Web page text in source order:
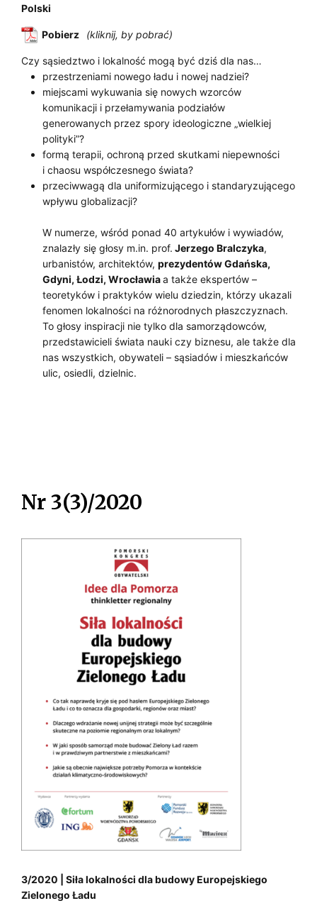
Polski
Pobierz
Czy sąsiedztwo i lokalność mogą być dziś dla nas…
przestrzeniami nowego ładu i nowej nadziei?
miejscami wykuwania się nowych wzorców
komunikacji i przełamywania podziałów
generowanych przez spory ideologiczne „wielkiej
polityki”?
formą terapii, ochroną przed skutkami niepewności
i chaosu współczesnego świata?
przeciwwagą dla uniformizującego i standaryzującego
wpływu globalizacji?
W numerze, wśród ponad 40 artykułów i wywiadów,
znalazły się głosy m.in. prof. Jerzego Bralczyka,
urbanistów, architektów, prezydentów Gdańska,
Gdyni, Łodzi, Wrocławiaa także ekspertów –
teoretyków i praktyków wielu dziedzin, którzy ukazali
fenomen lokalności na różnorodnych płaszczyznach.
To głosy inspiracji nie tylko dla samorządowców,
przedstawicieli świata nauki czy biznesu, ale także dla
nas wszystkich, obywateli – sąsiadów i mieszkańców
ulic, osiedli, dzielnic.
Nr 3(3)/2020
3/2020 | Siła lokalności dla budowy Europejskiego
Zielonego Ładu